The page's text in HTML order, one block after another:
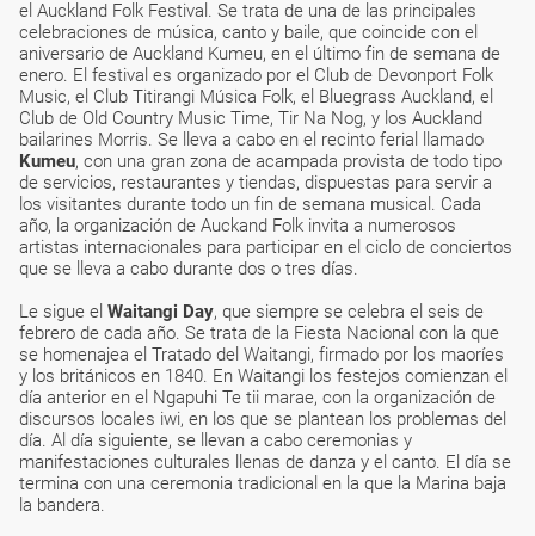
el Auckland Folk Festival. Se trata de una de las principales
celebraciones de música, canto y baile, que coincide con el
aniversario de Auckland Kumeu, en el último fin de semana de
enero. El festival es organizado por el Club de Devonport Folk
Music, el Club Titirangi Música Folk, el Bluegrass Auckland, el
Club de Old Country Music Time, Tir Na Nog, y los Auckland
bailarines Morris. Se lleva a cabo en el recinto ferial llamado
Kumeu, con una gran zona de acampada provista de todo tipo
de servicios, restaurantes y tiendas, dispuestas para servir a
los visitantes durante todo un fin de semana musical. Cada
año, la organización de Auckand Folk invita a numerosos
artistas internacionales para participar en el ciclo de conciertos
que se lleva a cabo durante dos o tres días.
Le sigue el Waitangi Day, que siempre se celebra el seis de
febrero de cada año. Se trata de la Fiesta Nacional con la que
se homenajea el Tratado del Waitangi, firmado por los maoríes
y los británicos en 1840. En Waitangi los festejos comienzan el
día anterior en el Ngapuhi Te tii marae, con la organización de
discursos locales iwi, en los que se plantean los problemas del
día. Al día siguiente, se llevan a cabo ceremonias y
manifestaciones culturales llenas de danza y el canto. El día se
termina con una ceremonia tradicional en la que la Marina baja
la bandera.